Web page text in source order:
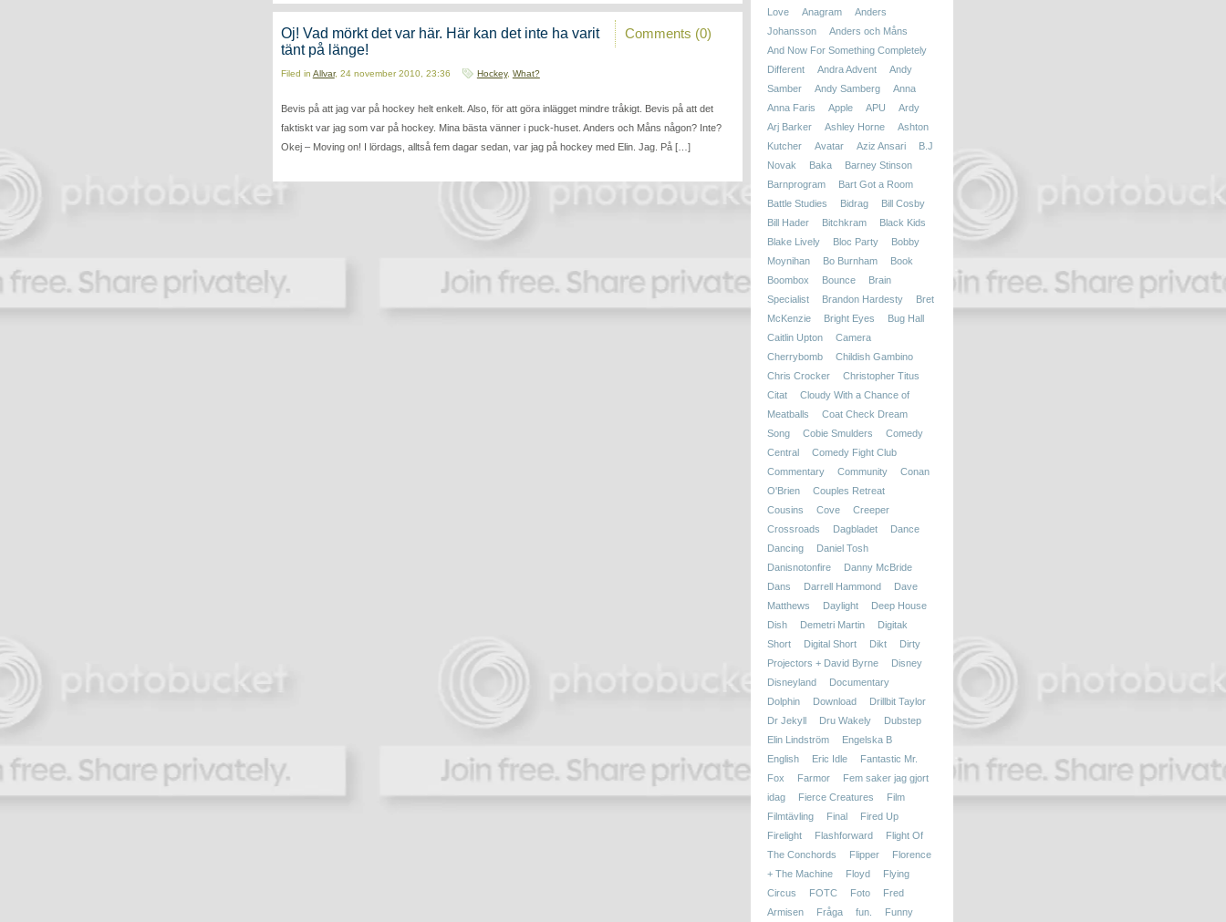
Comments (0)
Oj! Vad mörkt det var här. Här kan det inte ha varit
tänt på länge!
Filed in Allvar, 24 november 2010, 23:36 Hockey, What?
Bevis på att jag var på hockey helt enkelt. Also, för att göra inlägget mindre tråkigt. Bevis på att det
faktiskt var jag som var på hockey. Mina bästa vänner i puck-huset. Anders och Måns någon? Inte?
Okej – Moving on! I lördags, alltså fem dagar sedan, var jag på hockey med Elin. Jag. På […]
Love
Anagram
Anders
Johansson
Anders och Måns
And Now For Something Completely
Different
Andra Advent
Andy
Samber
Andy Samberg
Anna
Anna Faris
Apple APU
Ardy
Arj Barker
Ashley Horne
Ashton
Kutcher
Avatar Aziz Ansari
B.J
Novak
Baka
Barney Stinson
Barnprogram
Bart Got a Room
Battle Studies
Bidrag
Bill Cosby
Bill Hader
Bitchkram
Black Kids
Blake Lively
Bloc Party
Bobby
Moynihan
Bo Burnham
Book
Boombox
Bounce
Brain
Specialist
Brandon Hardesty
Bret
McKenzie
Bright Eyes
Bug Hall
Caitlin Upton
Camera
Cherrybomb
Childish Gambino
Chris Crocker
Christopher Titus
Citat
Cloudy With a Chance of
Meatballs
Coat Check Dream
Song
Cobie Smulders
Comedy
Central
Comedy Fight Club
Commentary
Community
Conan
O'Brien
Couples Retreat
Cousins
Cove
Creeper
Crossroads
Dagbladet
Dance
Dancing
Daniel Tosh
Danisnotonfire
Danny McBride
Dans
Darrell Hammond
Dave
Matthews
Daylight
Deep House
Dish
Demetri Martin
Digitak
Short
Digital Short Dikt
Dirty
Projectors + David Byrne
Disney
Disneyland
Documentary
Dolphin
Download
Drillbit Taylor
Dr Jekyll
Dru Wakely
Dubstep
Elin Lindström
Engelska B
English
Eric Idle
Fantastic Mr.
Fox
Farmor
Fem saker jag gjort
idag
Fierce Creatures
Film
Filmtävling
Final
Fired Up
Firelight
Flashforward
Flight Of
The Conchords
Flipper
Florence
+ The Machine
Floyd
Flying
Circus
FOTC Foto
Fred
Armisen
Fråga fun.
Funny